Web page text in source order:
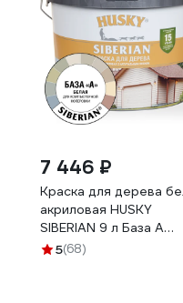
7 446 ₽
Краска для дерева
акриловая HUSKY
SIBERIAN 9 л База А
28049
5(68)